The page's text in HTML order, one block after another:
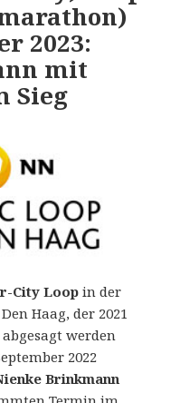
2023:
mit
Sieg
City Loopin der
Haag, der 2021
werden
2022
Brinkmann